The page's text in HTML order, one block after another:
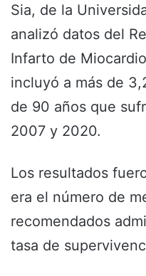
Sia, de la
analizó datos del
Infarto de
incluyó a más de
de 90 años que
2007 y 2020.
Los resultados
era el número de
recomendados
tasa de